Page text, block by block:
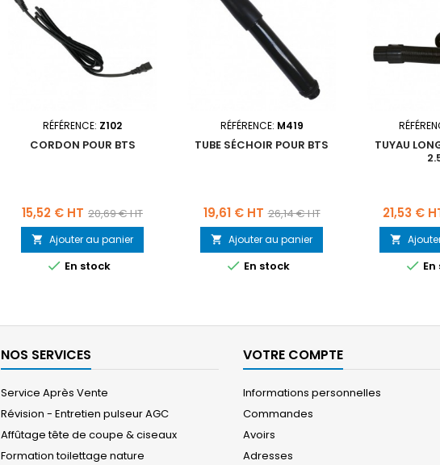
RÉFÉRENCE: Z102
CORDON POUR BTS
Prix
15,52 € HT Prix
base
20,69 € HT
 Ajouter au panier
 En stock
RÉFÉRENCE: M419
TUBE SÉCHOIR POUR BTS
Prix
19,61 € HT Prix
base
26,14 € HT
 Ajouter au panier
 En stock
TUYAU
Prix
21,53 €


NOS SERVICES
Service Après Vente
Révision - Entretien pulseur AGC
Affûtage tête de coupe & ciseaux
Formation toilettage nature
VOTRE COMPTE
Informations personnelles
Commandes
Avoirs
Adresses